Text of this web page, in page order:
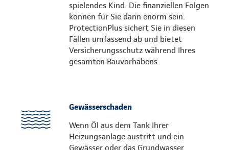
spielendes Kind. Die finanziellen Folgen
können für Sie dann enorm sein.
ProtectionPlus sichert Sie in diesen
Fällen umfassend ab und bietet
Versicherungsschutz während Ihres
gesamten Bauvorhabens.
Gewässerschaden
Wenn Öl aus dem Tank Ihrer
Heizungsanlage austritt und ein
Gewässer oder das Grundwasser